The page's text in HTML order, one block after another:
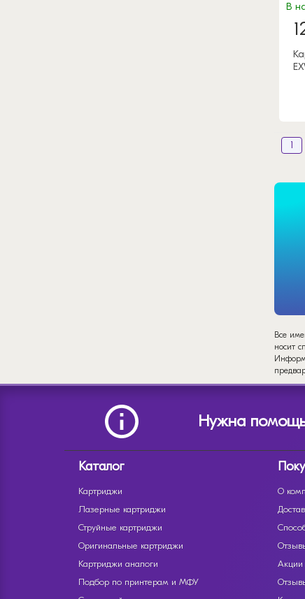
В
1
Все
носит
Нужна
Каталог
Картриджи
Лазерные картриджи
Струйные картриджи
Оригинальные картриджи
Картриджи аналоги
Подбор по принтерам и МФУ
О
Акции